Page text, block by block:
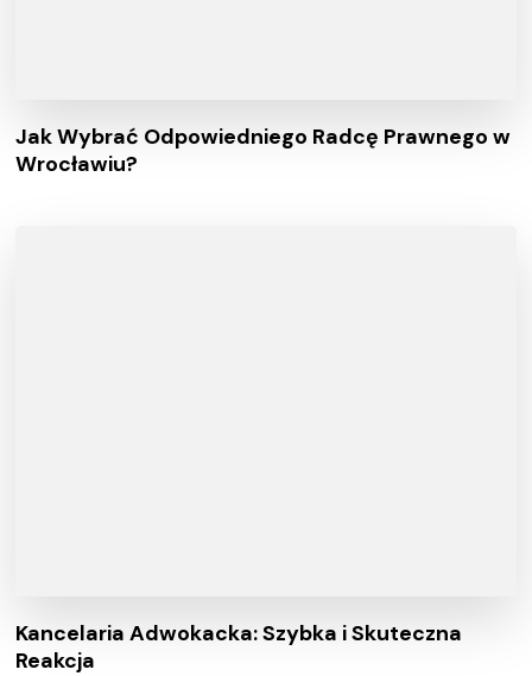
Jak Wybrać Odpowiedniego Radcę Prawnego w
Wrocławiu?
Kancelaria Adwokacka: Szybka i Skuteczna
Reakcja